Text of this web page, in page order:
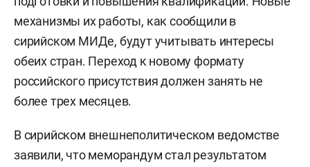
механизмы их работы, как сообщили в
сирийском МИДе, будут учитывать интересы
обеих стран. Переход к новому формату
российского присутствия должен занять не
более трех месяцев.
В сирийском внешнеполитическом ведомстве
заявили, что меморандум стал результатом